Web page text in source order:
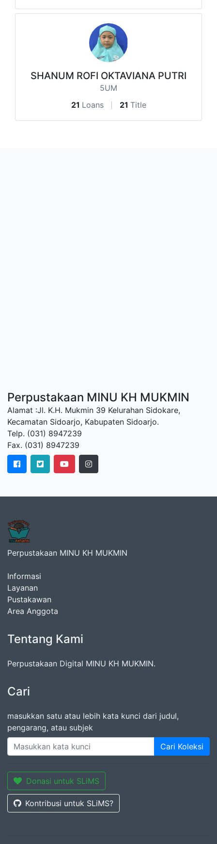
SHANUM ROFI OKTAVIANA PUTRI
5UM
21 Loans 21 Title
Perpustakaan MINU KH MUKMIN
Alamat :Jl. K.H. Mukmin 39 Kelurahan Sidokare,
Kecamatan Sidoarjo, Kabupaten Sidoarjo.
Telp. (031) 8947239
Fax. (031) 8947239
Perpustakaan MINU KH MUKMIN
Informasi
Layanan
Pustakawan
Area Anggota
Tentang Kami
Perpustakaan Digital MINU KH MUKMIN.
Cari
masukkan satu atau lebih kata kunci dari judul,
pengarang, atau subjek
Cari Koleksi
Donasi untuk SLiMS
Kontribusi untuk SLiMS?